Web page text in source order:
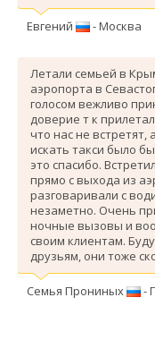
Евгений - Москва
Летали семьей в
аэропорта в
голосом вежливо
доверие т к
что нас не
искать такси было
это спасибо.
прямо с выхода из
разговаривали с
незаметно. Очень
ночные вызовы и
своим клиентам.
друзьям, они тоже
Семья Прониных -